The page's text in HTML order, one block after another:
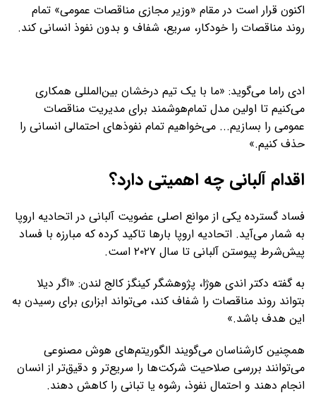
اکنون قرار است در مقام «وزیر مجازی مناقصات عمومی» تمام
روند مناقصات را خودکار، سریع، شفاف و بدون نفوذ انسانی کند.
ادی راما می‌گوید: «ما با یک تیم درخشان بین‌المللی همکاری
می‌کنیم تا اولین مدل تمام‌هوشمند برای مدیریت مناقصات
عمومی را بسازیم... می‌خواهیم تمام نفوذ‌های احتمالی انسانی را
حذف کنیم.»
اقدام آلبانی چه اهمیتی دارد؟
فساد گسترده یکی از موانع اصلی عضویت آلبانی در اتحادیه اروپا
به شمار می‌آید. اتحادیه اروپا بار‌ها تاکید کرده که مبارزه با فساد
پیش‌شرط پیوستن آلبانی تا سال ۲۰۲۷ است.
به گفته دکتر اندی هوژا، پژوهشگر کینگز کالج لندن: «اگر دیلا
بتواند روند مناقصات را شفاف کند، می‌تواند ابزاری برای رسیدن به
این هدف باشد.»
همچنین کارشناسان می‌گویند الگوریتم‌های هوش مصنوعی
می‌توانند بررسی صلاحیت شرکت‌ها را سریع‌تر و دقیق‌تر از انسان
انجام دهند و احتمال نفوذ، رشوه یا تبانی را کاهش دهند.